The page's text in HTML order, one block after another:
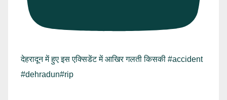
देहरादून में हुए इस एक्सिडेंट में आखिर गलती किसकी #accident
#dehradun#rip